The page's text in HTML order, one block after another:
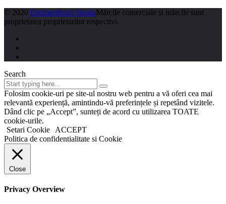
© 2020 Dezmembrari SkodaMărcile comerciale și mărcile sunt
proprietatea proprietarilor respectivi.
Search
Folosim cookie-uri pe site-ul nostru web pentru a vă oferi cea mai
relevantă experiență, amintindu-vă preferințele și repetând vizitele.
Dând clic pe „Accept”, sunteți de acord cu utilizarea TOATE
cookie-urile.
Setari Cookie
ACCEPT
Politica de confidentialitate si Cookie
Close
Privacy Overview